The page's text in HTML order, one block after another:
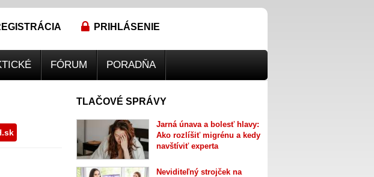
PRIHLÁSENIE
FÓRUM PORADŇA
TLAČOVÉ SPRÁVY
Jarná únava a bolesť hlavy:
Ako rozlíšiť migrénu a kedy
navštíviť experta
Neviditeľný strojček na